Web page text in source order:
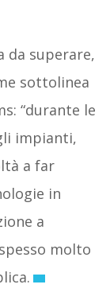
da superare,
sottolinea
“durante le
impianti,
a far
in
a
molto